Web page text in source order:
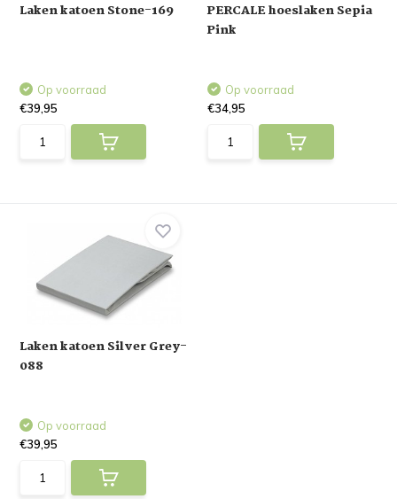
Laken katoen Stone-169
Op voorraad
€39,95
PERCALE hoeslaken Sepia
Pink
Op voorraad
€34,95
Laken katoen Silver Grey-
088
Op voorraad
€39,95